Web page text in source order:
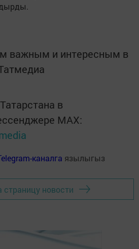
важным и интересным в
в
MАХ:
каналга язылыгыз
страницу новости